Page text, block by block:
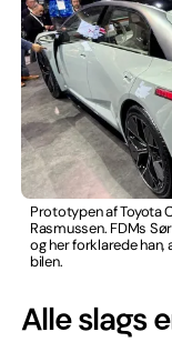
Prototypen af Toyota
Rasmussen. FDMs
og her forklarede
bilen.
Alle slags